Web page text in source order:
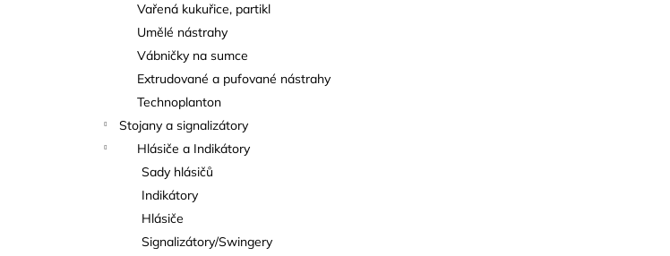
Vařená kukuřice, partikl
Umělé nástrahy
Vábničky na sumce
Extrudované a pufované nástrahy
Technoplanton
Stojany a signalizátory
Hlásiče a Indikátory
Sady hlásičů
Indikátory
Hlásiče
Signalizátory/Swingery